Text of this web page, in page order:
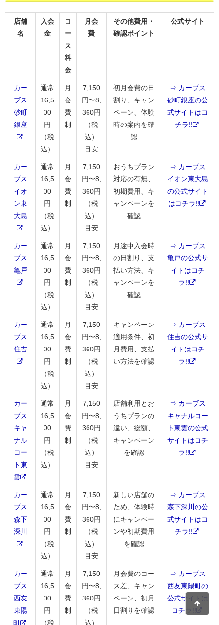
店舗
名
入会
金
コ
ー
ス
料
金
月会
費
その他費用・
確認ポイント
公式サイト
カー
ブス
砂町
銀座
通常
16,5
00
円
（税
込）
月
会
費
制
7,150
円〜8,
360円
（税
込）
目安
初月会費の日
割り、キャン
ペーン、体験
時の案内を確
認
⇒ カーブス
砂町銀座の公
式サイトはコ
チラ!!
カー
ブス
イオ
ン東
大島
通常
16,5
00
円
（税
込）
月
会
費
制
7,150
円〜8,
360円
（税
込）
目安
おうちプラン
対応の有無、
初期費用、キ
ャンペーンを
確認
⇒ カーブス
イオン東大島
の公式サイト
はコチラ!!
カー
ブス
亀戸
通常
16,5
00
円
（税
込）
月
会
費
制
7,150
円〜8,
360円
（税
込）
目安
月途中入会時
の日割り、支
払い方法、キ
ャンペーンを
確認
⇒ カーブス
亀戸の公式サ
イトはコチ
ラ!!
カー
ブス
住吉
通常
16,5
00
円
（税
込）
月
会
費
制
7,150
円〜8,
360円
（税
込）
目安
キャンペーン
適用条件、初
月費用、支払
い方法を確認
⇒ カーブス
住吉の公式サ
イトはコチ
ラ!!
カー
ブス
キャ
ナル
コー
ト東
雲
通常
16,5
00
円
（税
込）
月
会
費
制
7,150
円〜8,
360円
（税
込）
目安
店舗利用とお
うちプランの
違い、総額、
キャンペーン
を確認
⇒ カーブス
キャナルコー
ト東雲の公式
サイトはコチ
ラ!!
カー
ブス
森下
深川
通常
16,5
00
円
（税
込）
月
会
費
制
7,150
円〜8,
360円
（税
込）
目安
新しい店舗の
ため、体験時
にキャンペー
ンや初期費用
を確認
⇒ カーブス
森下深川の公
式サイトはコ
チラ!!
カー
ブス
西友
東陽
町
通常
16,5
00
円
（税
月
会
費
制
7,150
円〜8,
360円
（税
込）
月会費のコー
ス差、キャン
ペーン、初月
日割りを確認
⇒ カーブス
西友東陽町の
公式サイトは
コチラ!!